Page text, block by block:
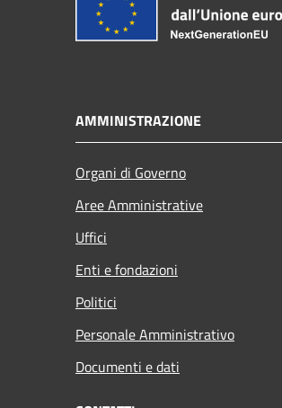
AMMINISTRAZIONE
Organi di Governo
Aree Amministrative
Uffici
Enti e fondazioni
Politici
Personale Amministrativo
Documenti e dati